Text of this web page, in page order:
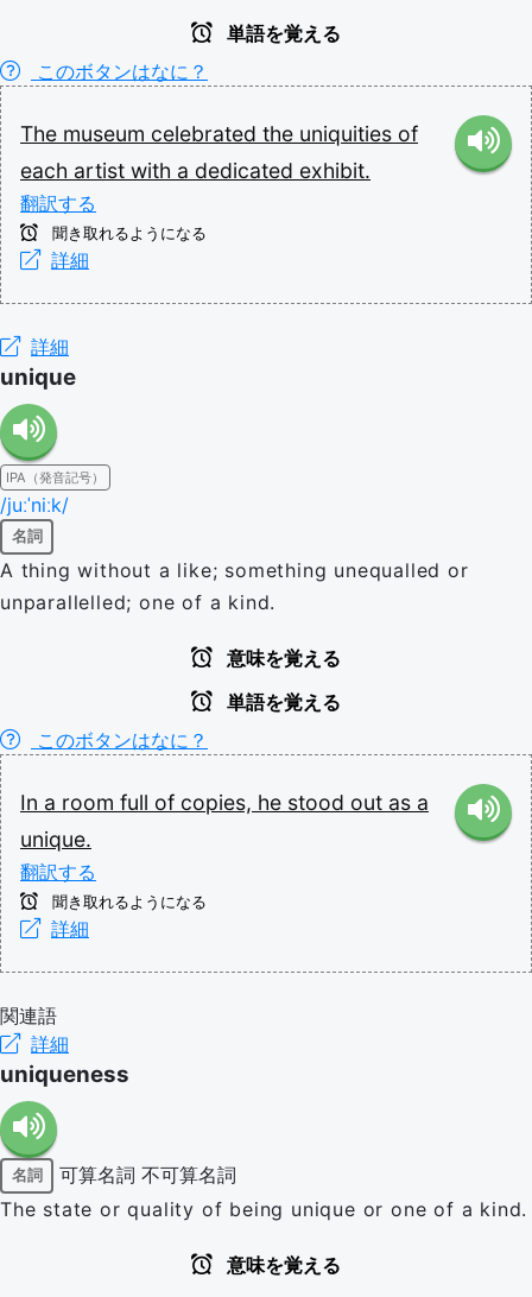
単語を覚える
このボタンはなに？
The museum celebrated the uniquities of
each artist with a dedicated exhibit.
翻訳する
聞き取れるようになる
詳細
詳細
unique
IPA（発音記号）
/juːˈniːk/
名詞
A thing without a like; something unequalled or
unparallelled; one of a kind.
意味を覚える
単語を覚える
このボタンはなに？
In a room full of copies, he stood out as a
unique.
翻訳する
聞き取れるようになる
詳細
関連語
詳細
uniqueness
名詞 可算名詞 不可算名詞
The state or quality of being unique or one of a kind.
意味を覚える